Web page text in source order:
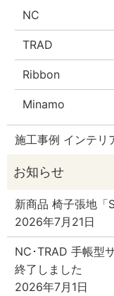
NC
TRAD
Ribbon
Minamo
施工事例 インテリ
新商品 椅子張地「
2026年7月21日
NC･TRAD 手帳型
終了しました
2026年7月1日